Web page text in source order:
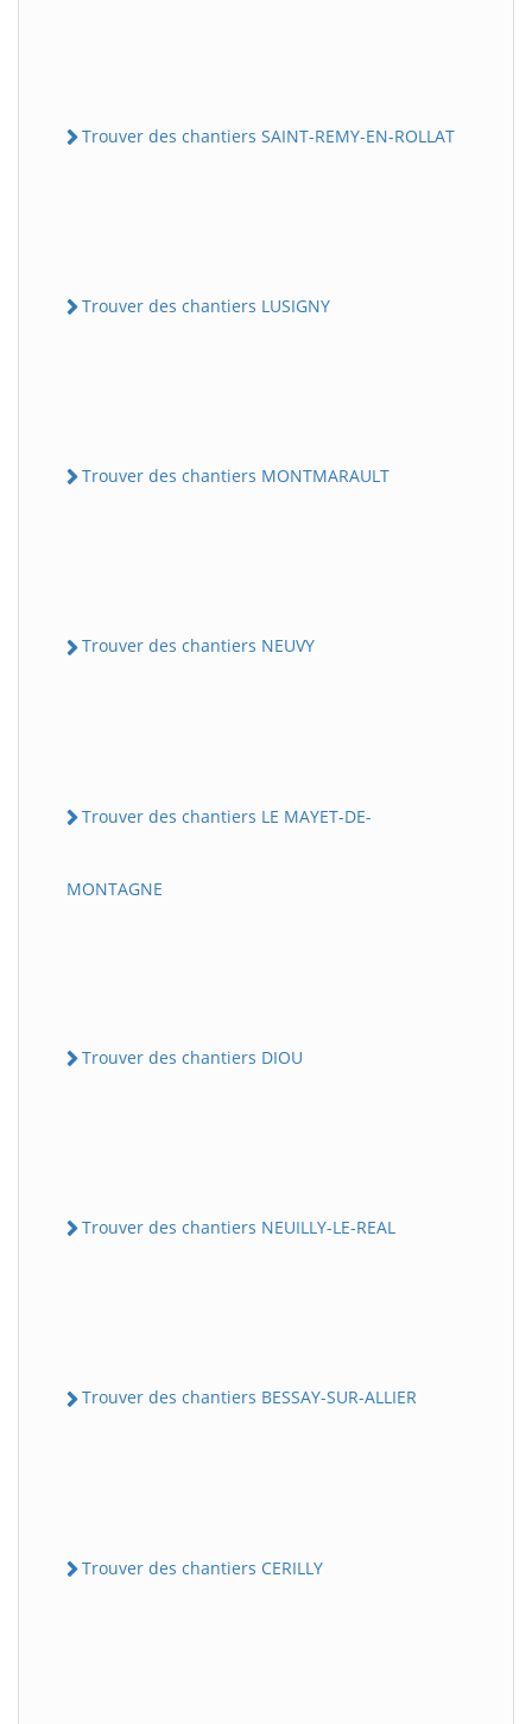
Trouver des chantiers SAINT-REMY-EN-ROLLAT
Trouver des chantiers LUSIGNY
Trouver des chantiers MONTMARAULT
Trouver des chantiers NEUVY
Trouver des chantiers LE MAYET-DE-
MONTAGNE
Trouver des chantiers DIOU
Trouver des chantiers NEUILLY-LE-REAL
Trouver des chantiers BESSAY-SUR-ALLIER
Trouver des chantiers CERILLY